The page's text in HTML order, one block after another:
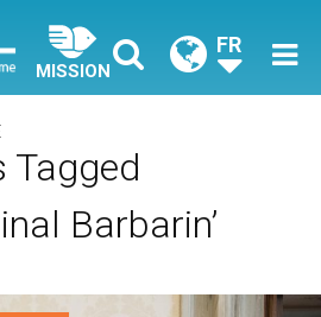
MISSION
FR
Tagged
Barbarin’